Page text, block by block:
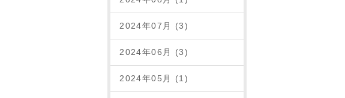
2024年07月 (3)
2024年06月 (3)
2024年05月 (1)